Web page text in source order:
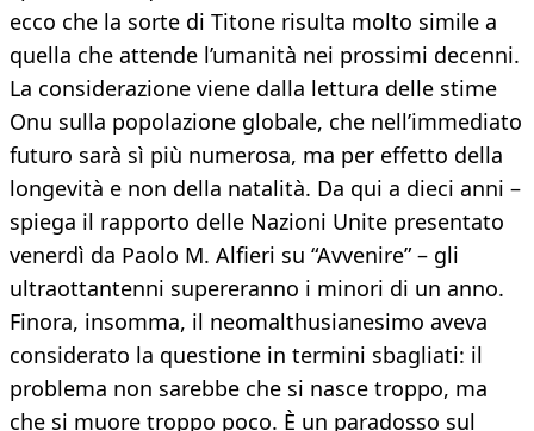
ecco che la sorte di Titone risulta molto simile a
quella che attende l’umanità nei prossimi decenni.
La considerazione viene dalla lettura delle stime
Onu sulla popolazione globale, che nell’immediato
futuro sarà sì più numerosa, ma per effetto della
longevità e non della natalità. Da qui a dieci anni –
spiega il rapporto delle Nazioni Unite presentato
venerdì da Paolo M. Alfieri su “Avvenire” – gli
ultraottantenni supereranno i minori di un anno.
Finora, insomma, il neomalthusianesimo aveva
considerato la questione in termini sbagliati: il
problema non sarebbe che si nasce troppo, ma
che si muore troppo poco. È un paradosso sul